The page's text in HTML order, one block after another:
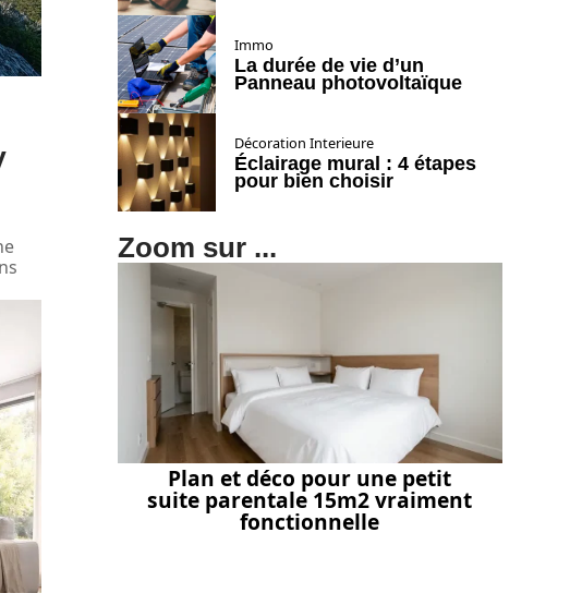
Immo
La durée de vie d’un
Panneau photovoltaïque
Décoration Interieure
Éclairage mural : 4 étapes
pour bien choisir
Zoom sur ...
Plan et déco pour une petit
suite parentale 15m2 vraiment
fonctionnelle